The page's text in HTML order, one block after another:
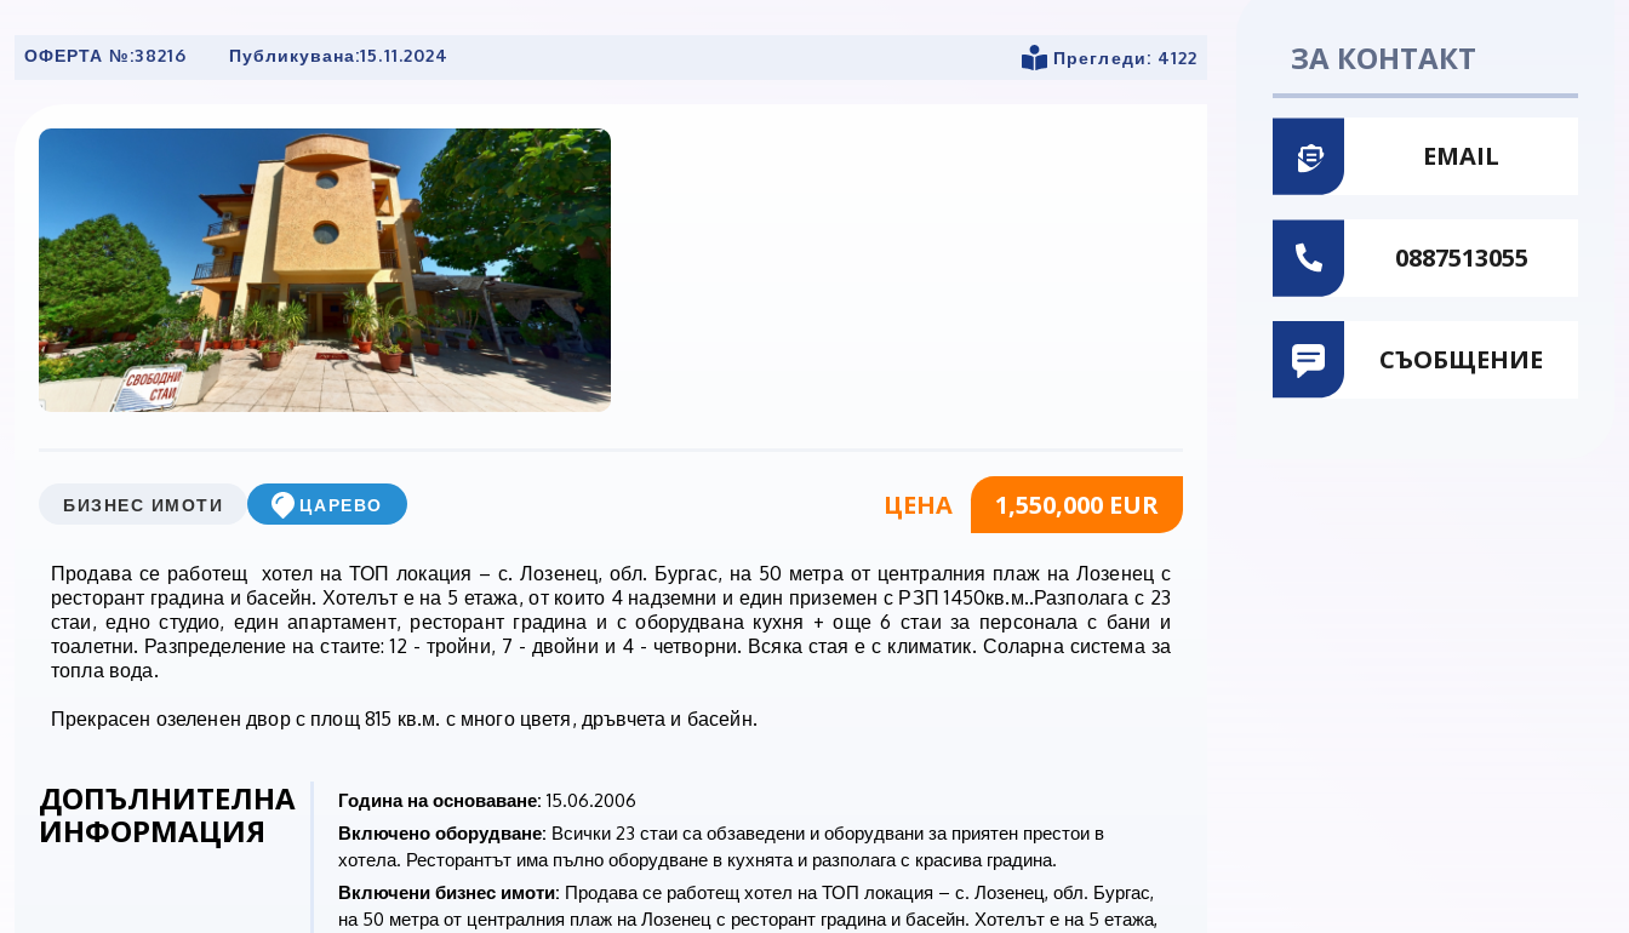
ОФЕРТА №:38216 Публикувана:15.11.2024 Прегледи: 4122
ЦЕНА 1,550,000 EUR
БИЗНЕС ИМОТИ ЦАРЕВО
Продава се работещ хотел на ТОП локация – с. Лозенец, обл. Бургас, на 50 метра от централния плаж на Лозенец с
ресторант градина и басейн. Хотелът е на 5 етажа, от които 4 надземни и един приземен с РЗП 1450кв.м..Разполага с 23
стаи, едно студио, един апартамент, ресторант градина и с оборудвана кухня + още 6 стаи за персонала с бани и
тоалетни. Разпределение на стаите: 12 - тройни, 7 - двойни и 4 - четворни. Всяка стая е с климатик. Соларна система за
топла вода.
Прекрасен озеленен двор с площ 815 кв.м. с много цветя, дръвчета и басейн.
ДОПЪЛНИТЕЛНА
ИНФОРМАЦИЯ
Година на основаване: 15.06.2006
Включено оборудване: Всички 23 стаи са обзаведени и оборудвани за приятен престои в
хотела. Ресторантът има пълно оборудване в кухнята и разполага с красива градина.
Включени бизнес имоти: Продава се работещ хотел на ТОП локация – с. Лозенец, обл. Бургас,
на 50 метра от централния плаж на Лозенец с ресторант градина и басейн. Хотелът е на 5 етажа,
ЗА КОНТАКТ
EMAIL
0887513055
СЪОБЩЕНИЕ